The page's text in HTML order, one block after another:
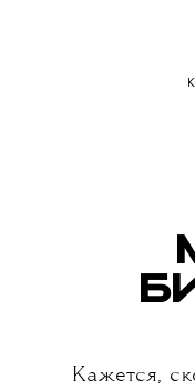
Кажется,